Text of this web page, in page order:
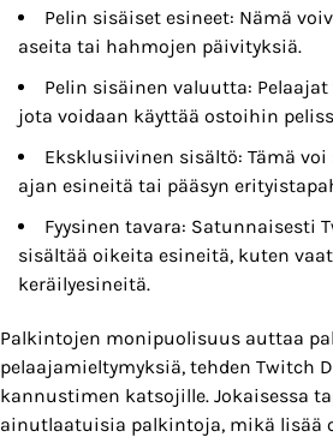
Pelin sisäiset esineet: Nämä
aseita tai hahmojen päivityksiä.
Pelin sisäinen valuutta:
jota voidaan käyttää ostoihin
Eksklusiivinen sisältö: Tämä
ajan esineitä tai pääsyn
Fyysinen tavara: Satunnaisesti
sisältää oikeita esineitä, kuten
keräilyesineitä.
Palkintojen monipuolisuus auttaa
pelaajamieltymyksiä, tehden Twitch
kannustimen katsojille. Jokaisessa
ainutlaatuisia palkintoja, mikä lisää